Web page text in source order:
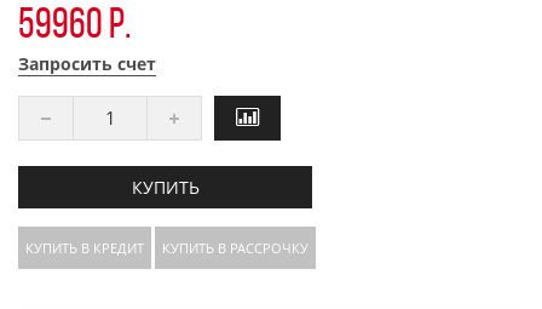
59960 р.
Запросить счет
КУПИТЬ
КУПИТЬ В КРЕДИТ КУПИТЬ В РАССРОЧКУ